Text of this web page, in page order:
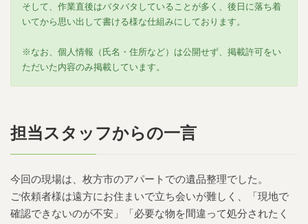
そして、作業直後はバタバタしていることが多く、後日に落ち着
いてから思い出して書ける様な仕組みにしております。
※なお、個人情報（氏名・住所など）は公開せず、掲載許可をい
ただいた内容のみ掲載しています。
担当スタッフからの一言
今回の現場は、枚方市のアパートでの遺品整理でした。
ご依頼者様は遠方にお住まいで立ち会いが難しく、「現地で
確認できないのが不安」「必要な物を間違って処分されたく